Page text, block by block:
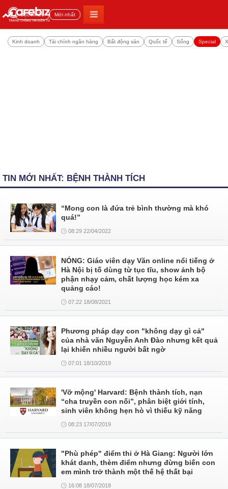
Đọc nhiều Mới nhất
Kinh doanh Tài chính ngân hàng Bất động sản Quốc tế Sống Special
TIN MỚI NHẤT: BỆNH THÀNH TÍCH
“Mong con là đứa trẻ bình thường mà khó
quá!”
08:29 22/04/2022
NÓNG: Giáo viên dạy Văn online nổi tiếng ở
Hà Nội bị tố dùng từ tục tĩu, show ảnh bộ
phận nhạy cảm, chất lượng học kém xa
quảng cáo!
07:22 18/08/2021
Phương pháp dạy con "không dạy gì cả"
của nhà văn Nguyễn Anh Đào nhưng kết quả
lại khiến nhiều người bất ngờ
07:01 18/10/2019
'Vỡ mộng' Harvard: Bệnh thành tích, nạn
“cha truyền con nối”, phân biệt giới tính,
sinh viên không hẹn hò vì thiếu kỹ năng
08:23 17/07/2019
"Phù phép" điểm thi ở Hà Giang: Người lớn
khát danh, thèm điểm nhưng đừng biến con
em mình trở thành một thế hệ thất bại
16:08 18/07/2018